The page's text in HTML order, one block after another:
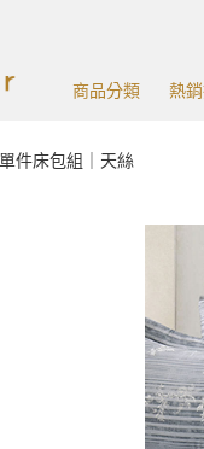
商品分類 熱
件床包組｜天絲